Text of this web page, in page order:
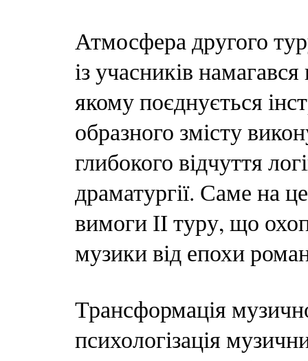
Атмосфера другого
із учасників
якому поєднується
образного змісту
глибокого відчуття
драматургії. Саме на
вимоги ІІ туру, що
музики від епохи
Трансформація
психологізація